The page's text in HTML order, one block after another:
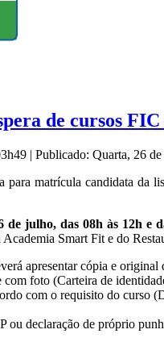
de cursos
| Publicado: Quarta, 26
matrícula candidata da
de julho, das 08h às 12h e
Smart Fit e do
apresentar cópia e original
foto (Carteira de
com o requisito do curso
ou declaração de próprio